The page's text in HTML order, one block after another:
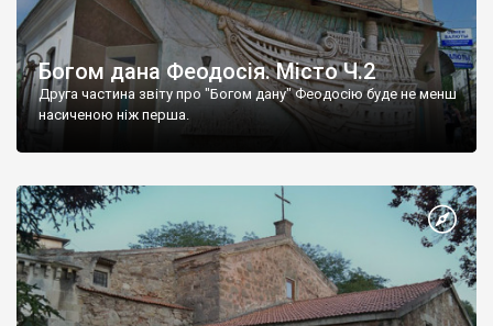
Богом дана Феодосія. Місто Ч.2
Друга частина звіту про "Богом дану" Феодосію буде не менш
насиченою ніж перша.